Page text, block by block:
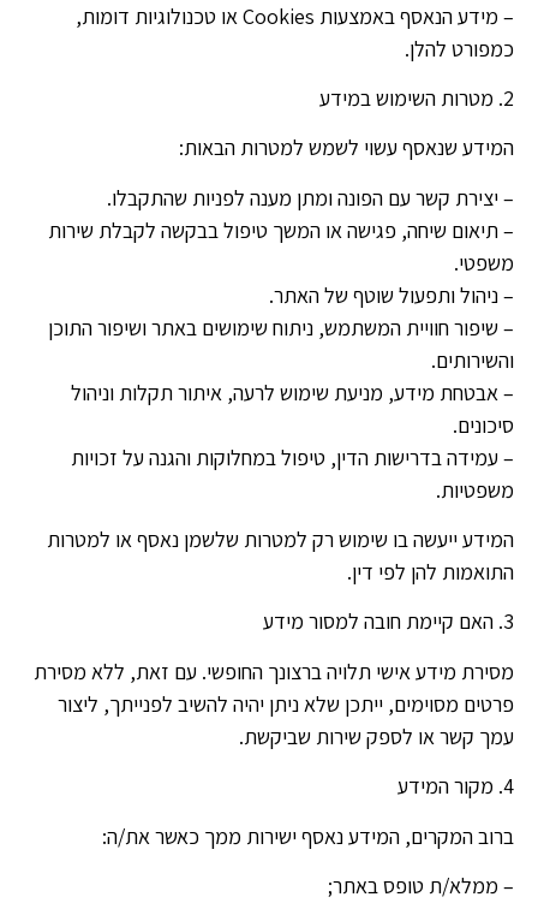
– מידע הנאסף באמצעות Cookies או טכנולוגיות דומות,
כמפורט להלן.
2. מטרות השימוש במידע
המידע שנאסף עשוי לשמש למטרות הבאות:
– יצירת קשר עם הפונה ומתן מענה לפניות שהתקבלו.
– תיאום שיחה, פגישה או המשך טיפול בבקשה לקבלת שירות
משפטי.
– ניהול ותפעול שוטף של האתר.
– שיפור חוויית המשתמש, ניתוח שימושים באתר ושיפור התוכן
והשירותים.
– אבטחת מידע, מניעת שימוש לרעה, איתור תקלות וניהול
סיכונים.
– עמידה בדרישות הדין, טיפול במחלוקות והגנה על זכויות
משפטיות.
המידע ייעשה בו שימוש רק למטרות שלשמן נאסף או למטרות
התואמות להן לפי דין.
3. האם קיימת חובה למסור מידע
מסירת מידע אישי תלויה ברצונך החופשי. עם זאת, ללא מסירת
פרטים מסוימים, ייתכן שלא ניתן יהיה להשיב לפנייתך, ליצור
עמך קשר או לספק שירות שביקשת.
4. מקור המידע
ברוב המקרים, המידע נאסף ישירות ממך כאשר את/ה:
– ממלא/ת טופס באתר;